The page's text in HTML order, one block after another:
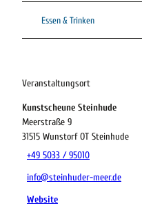
Essen & Trinken
Veranstaltungsort
Kunstscheune Steinhude
Meerstraße 9
31515 Wunstorf OT Steinhude
+49 5033 / 95010
info@steinhuder-meer.de
Website